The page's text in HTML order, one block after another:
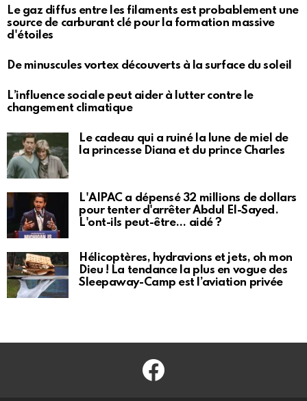
Le gaz diffus entre les filaments est probablement une
source de carburant clé pour la formation massive
d'étoiles
De minuscules vortex découverts à la surface du soleil
L’influence sociale peut aider à lutter contre le
changement climatique
Le cadeau qui a ruiné la lune de miel de
la princesse Diana et du prince Charles
L'AIPAC a dépensé 32 millions de dollars
pour tenter d'arrêter Abdul El-Sayed.
L'ont-ils peut-être… aidé ?
Hélicoptères, hydravions et jets, oh mon
Dieu ! La tendance la plus en vogue des
Sleepaway-Camp est l’aviation privée
Facebook